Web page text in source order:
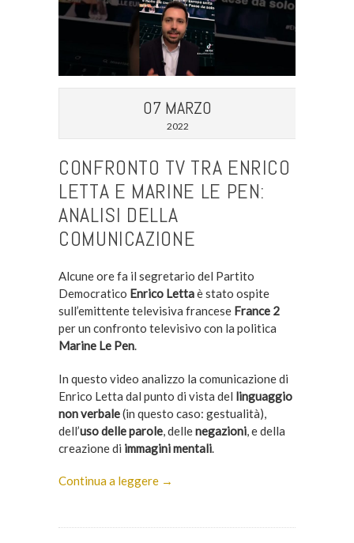
07 MARZO
2022
CONFRONTO TV TRA ENRICO
LETTA E MARINE LE PEN:
ANALISI DELLA
COMUNICAZIONE
Alcune ore fa il segretario del Partito
Democratico Enrico Lettaè stato ospite
sull’emittente televisiva francese France 2
per un confronto televisivo con la politica
Marine Le Pen.
In questo video analizzo la comunicazione di
Enrico Letta dal punto di vista del linguaggio
non verbale(in questo caso: gestualità),
dell’uso delle parole, dellenegazioni, e della
creazione di immagini mentali.
Continua a leggere →